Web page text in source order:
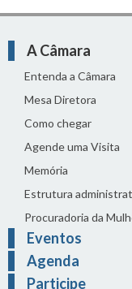
A Câmara
Entenda a Câmara
Mesa Diretora
Como chegar
Agende uma Visita
Memória
Estrutura
Procuradoria da
Eventos
Agenda
Participe